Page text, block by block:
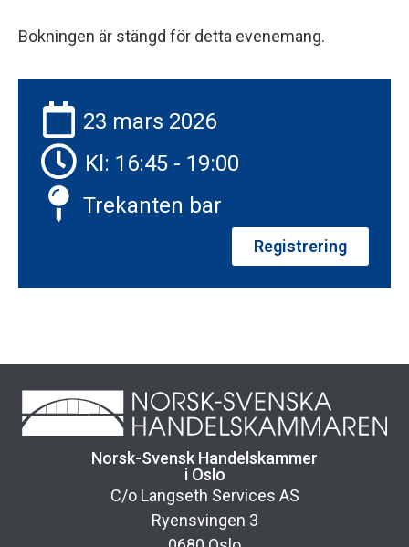
Bokningen är stängd för detta evenemang.
23 mars 2026
Kl: 16:45 - 19:00
Trekanten bar
Registrering
Norsk-Svensk Handelskammer
i Oslo
C/o Langseth Services AS
Ryensvingen 3